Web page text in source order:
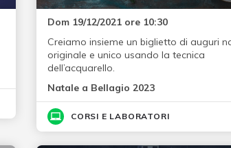
Dom 19/12/2021 ore 10:30
Creiamo insieme un biglietto di auguri
originale e unico usando la tecnica
dell’acquarello.
Natale a Bellagio 2023
CORSI E LABORATORI